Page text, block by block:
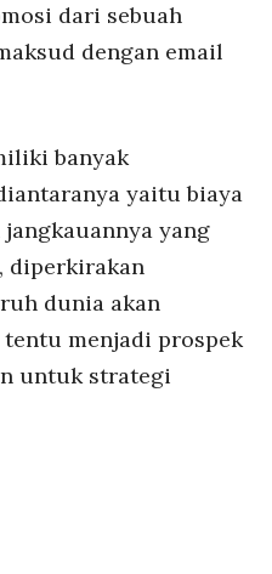
dari sebuah
dengan email
banyak
yaitu biaya
yang
diperkirakan
dunia akan
menjadi prospek
untuk strategi